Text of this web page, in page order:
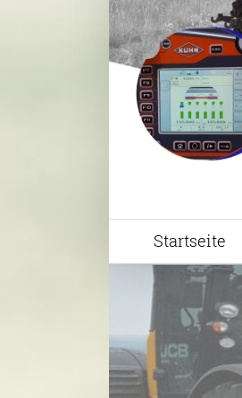
Startseite